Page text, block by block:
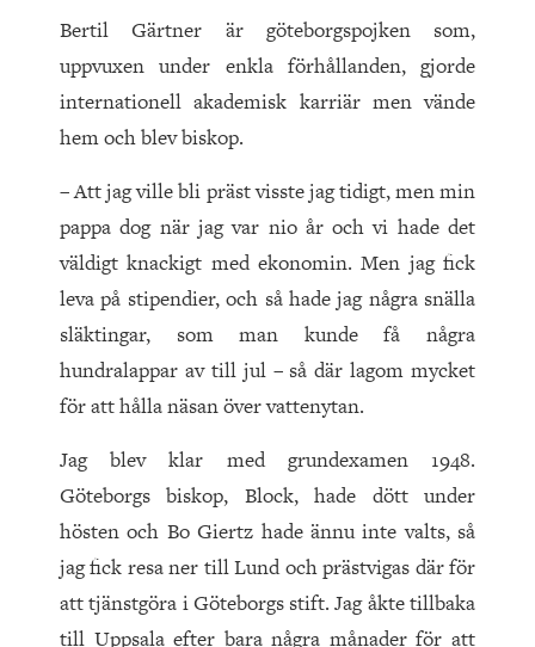
Bertil Gärtner är göteborgspojken som,
uppvuxen under enkla förhållanden, gjorde
internationell akademisk karriär men vände
hem och blev biskop.
– Att jag ville bli präst visste jag tidigt, men min
pappa dog när jag var nio år och vi hade det
väldigt knackigt med ekonomin. Men jag fick
leva på stipendier, och så hade jag några snälla
släktingar, som man kunde få några
hundralappar av till jul – så där lagom mycket
för att hålla näsan över vattenytan.
Jag blev klar med grundexamen 1948.
Göteborgs biskop, Block, hade dött under
hösten och Bo Giertz hade ännu inte valts, så
jag fick resa ner till Lund och prästvigas där för
att tjänstgöra i Göteborgs stift. Jag åkte tillbaka
till Uppsala efter bara några månader för att